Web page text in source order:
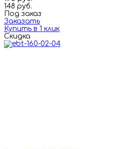
148 руб.
Под заказ
Заказать
Купить в 1 клик
Скидка